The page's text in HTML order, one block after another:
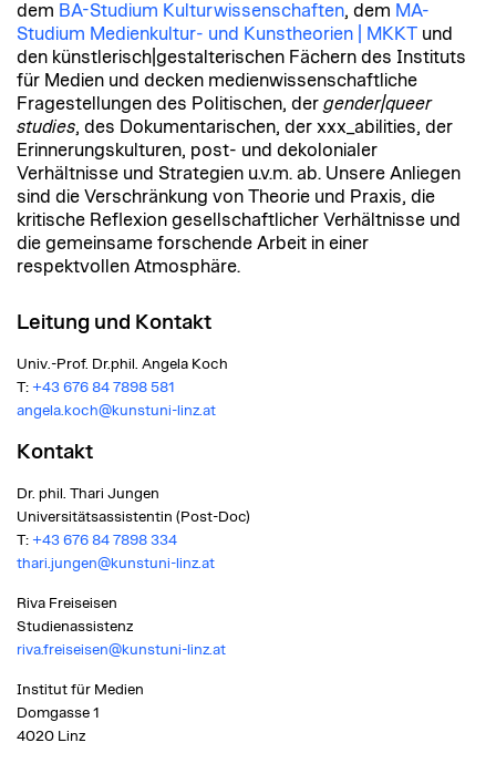
dem BA-Studium Kulturwissenschaften, dem MA-
Studium Medienkultur- und Kunstheorien | MKKT und
den künstlerisch|gestalterischen Fächern des Instituts
für Medien und decken medienwissenschaftliche
Fragestellungen des Politischen, der gender|queer
studies, des Dokumentarischen, der xxx_abilities, der
Erinnerungskulturen, post- und dekolonialer
Verhältnisse und Strategien u.v.m. ab. Unsere Anliegen
sind die Verschränkung von Theorie und Praxis, die
kritische Reflexion gesellschaftlicher Verhältnisse und
die gemeinsame forschende Arbeit in einer
respektvollen Atmosphäre.
Leitung und Kontakt
Univ.-Prof. Dr.phil. Angela Koch
T: +43 676 84 7898 581
angela.koch@kunstuni-linz.at
Kontakt
Dr. phil. Thari Jungen
Universitätsassistentin (Post-Doc)
T: +43 676 84 7898 334
thari.jungen@kunstuni-linz.at
Riva Freiseisen
Studienassistenz
riva.freiseisen@kunstuni-linz.at
Institut für Medien
Domgasse 1
4020 Linz